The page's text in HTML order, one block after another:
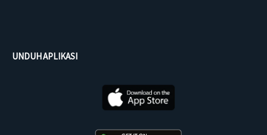
UNDUH APLIKASI